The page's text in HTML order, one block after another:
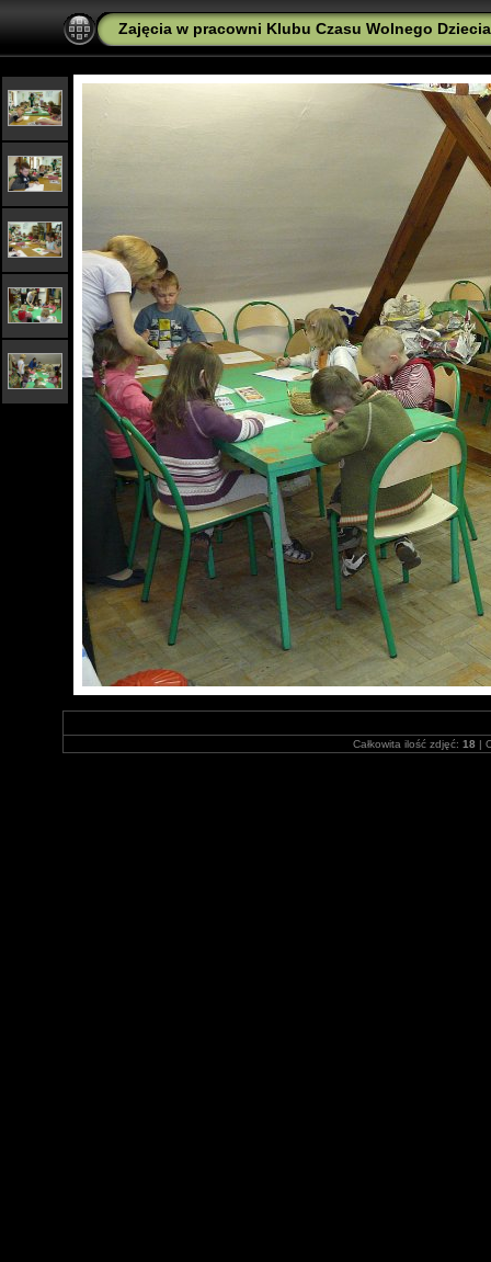
Zajęcia w pracowni Klubu Czasu Wolnego
Całkowita ilość zdjęć: 18 |